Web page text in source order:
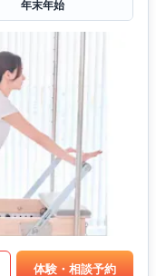
年末年始
体験・相談予約